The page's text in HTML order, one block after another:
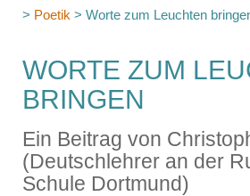
> Poetik > Worte zum Leuchten
WORTE ZUM
BRINGEN
Ein Beitrag von
(Deutschlehrer an der
Schule Dortmund)